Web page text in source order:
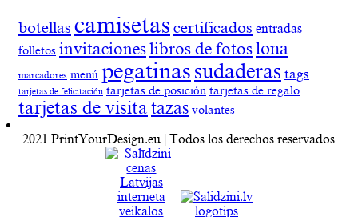
botellas camisetas certificados entradas
folletos invitacioneslibros de fotoslona
marcadores menú pegatinas sudaderas tags
tarjetas de felicitación tarjetas de posición tarjetas de regalo
tarjetas de visita tazas volantes
2021 PrintYourDesign.eu | Todos los derechos reservados